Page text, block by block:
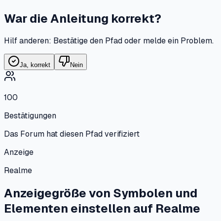
War die Anleitung korrekt?
Hilf anderen: Bestätige den Pfad oder melde ein Problem.
Ja, korrekt Nein
100
Bestätigungen
Das Forum hat diesen Pfad verifiziert
Anzeige
Realme
Anzeigegröße von Symbolen und
Elementen einstellen auf Realme